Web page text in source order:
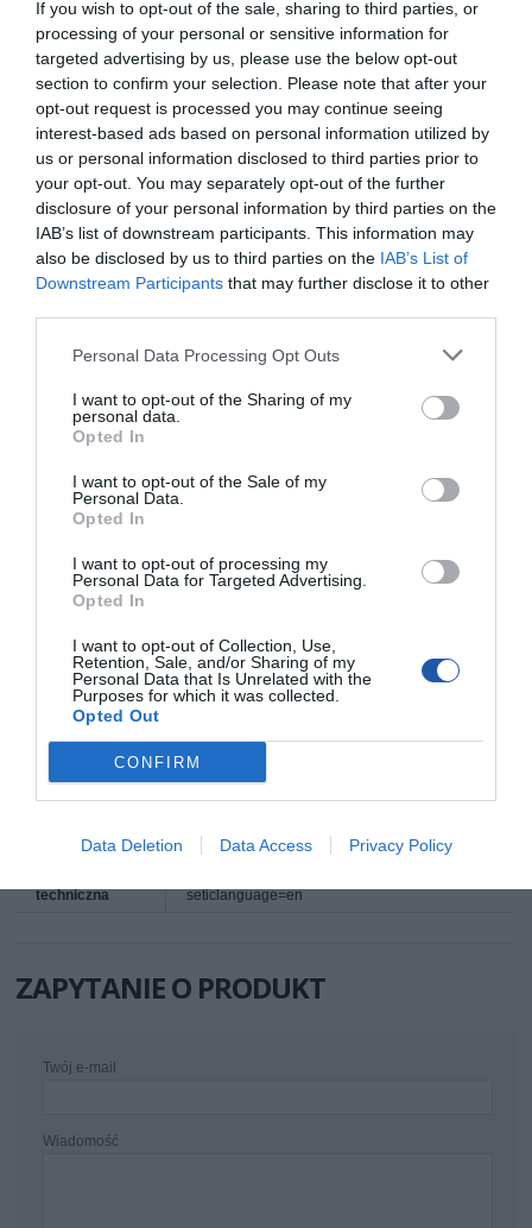
If you wish to opt-out of the sale, sharing to third parties, or
processing of your personal or sensitive information for
targeted advertising by us, please use the below opt-out
section to confirm your selection. Please note that after your
opt-out request is processed you may continue seeing
interest-based ads based on personal information utilized by
us or personal information disclosed to third parties prior to
your opt-out. You may separately opt-out of the further
disclosure of your personal information by third parties on the
IAB’s list of downstream participants. This information may
also be disclosed by us to third parties on the IAB’s List of
Downstream Participants that may further disclose it to other
Personal Data Processing Opt Outs
I want to opt-out of the Sharing of my
personal data.
Opted In
I want to opt-out of the Sale of my
Personal Data.
Opted In
I want to opt-out of processing my
Personal Data for Targeted Advertising.
Opted In
I want to opt-out of Collection, Use,
Retention, Sale, and/or Sharing of my
Personal Data that Is Unrelated with the
Purposes for which it was collected.
Opted Out
CONFIRM
Data Deletion Data Access Privacy Policy
okablowania
Długość 3.000 metr
Kategoria 6
Materiał izolacji
kabla
LSZH - powłoka nie podtrzymuje palenia, nie
wydziela trujących związków
Typ wtyczki 1 1 x RJ45
Typ wtyczki 2 1 x RJ45
Cross-Over Tak
AWG 27/7
skrętka ekranowana, PIMF
Deklarowana waga jest wagą minimalną i może różnić się w zależności od
INFORMACJE HANDLOWE
Kod producenta CQ2066S
producenta
2direct GmbH
Langenstück 5
58579 Schalksmühle
Strona internetowa: logilink.de
techniczna
seticlanguage=en
ZAPYTANIE O PRODUKT
Twój e-mail
Wiadomość